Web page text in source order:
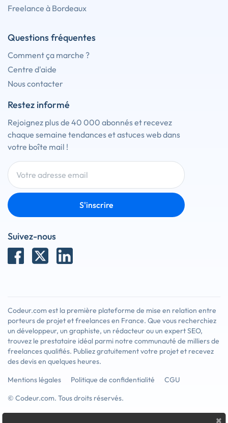
Freelance à Bordeaux
Questions fréquentes
Comment ça marche ?
Centre d'aide
Nous contacter
Restez informé
Rejoignez plus de 40 000 abonnés et recevez
chaque semaine tendances et astuces web dans
votre boîte mail !
S'inscrire
Suivez-nous
Codeur.com est la première plateforme de mise en relation entre
porteurs de projet et freelances en France. Que vous recherchiez
un développeur, un graphiste, un rédacteur ou un expert SEO,
trouvez le prestataire idéal parmi notre communauté de milliers de
freelances qualifiés. Publiez gratuitement votre projet et recevez
des devis en quelques heures.
Mentions légales
Politique de confidentialité
CGU
© Codeur.com. Tous droits réservés.
×